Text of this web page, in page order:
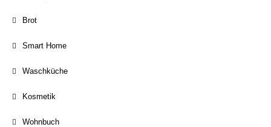
Brot
Smart Home
Waschküche
Kosmetik
Wohnbuch